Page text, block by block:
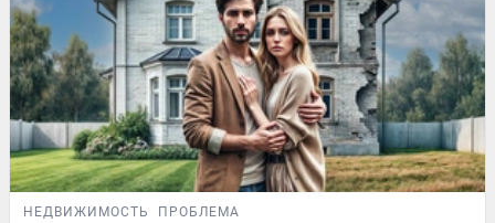
НЕДВИЖИМОСТЬ ПРОБЛЕМА